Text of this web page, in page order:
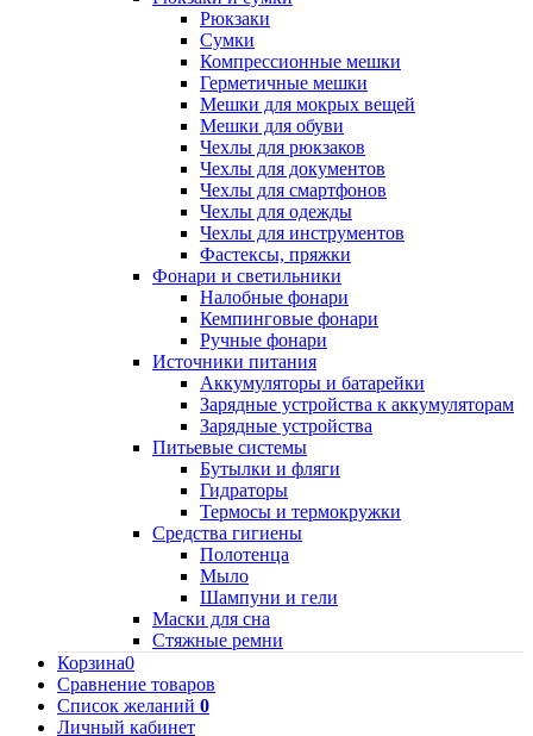
Рюкзаки
Сумки
Компрессионные мешки
Герметичные мешки
Мешки для мокрых вещей
Мешки для обуви
Чехлы для рюкзаков
Чехлы для документов
Чехлы для смартфонов
Чехлы для одежды
Чехлы для инструментов
Фастексы, пряжки
Фонари и светильники
Налобные фонари
Кемпинговые фонари
Ручные фонари
Источники питания
Аккумуляторы и батарейки
Зарядные устройства к аккумуляторам
Зарядные устройства
Питьевые системы
Бутылки и фляги
Гидраторы
Термосы и термокружки
Средства гигиены
Полотенца
Мыло
Шампуни и гели
Маски для сна
Стяжные ремни
Корзина0
Сравнение товаров
Список желаний 0
Личный кабинет